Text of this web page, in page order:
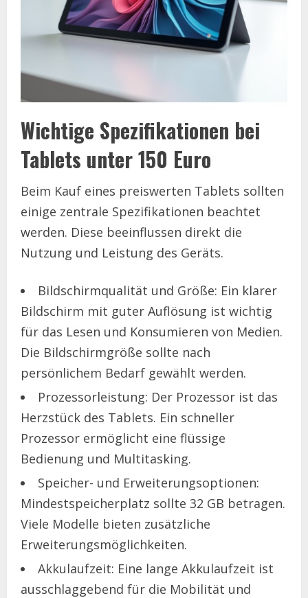
Wichtige Spezifikationen bei
Tablets unter 150 Euro
Beim Kauf eines preiswerten Tablets sollten
einige zentrale Spezifikationen beachtet
werden. Diese beeinflussen direkt die
Nutzung und Leistung des Geräts.
Bildschirmqualität und Größe: Ein klarer
Bildschirm mit guter Auflösung ist wichtig
für das Lesen und Konsumieren von Medien.
Die Bildschirmgröße sollte nach
persönlichem Bedarf gewählt werden.
Prozessorleistung: Der Prozessor ist das
Herzstück des Tablets. Ein schneller
Prozessor ermöglicht eine flüssige
Bedienung und Multitasking.
Speicher- und Erweiterungsoptionen:
Mindestspeicherplatz sollte 32 GB betragen.
Viele Modelle bieten zusätzliche
Erweiterungsmöglichkeiten.
Akkulaufzeit: Eine lange Akkulaufzeit ist
ausschlaggebend für die Mobilität und